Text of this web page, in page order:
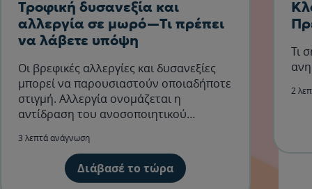
Τροφική δυσανεξία και
αλλεργία σε μωρό—Τι πρέπει
να λάβετε υπόψη
Οι βρεφικές αλλεργίες και δυσανεξίες
μπορεί να παρουσιαστούν οποιαδήποτε
στιγμή. Αλλεργία ονομάζεται η
αντίδραση του ανοσοποιητικού
θεωρεί επιβλαβή.
3 λεπτά ανάγνωση
Διάβασέ το τώρα
Τι
2